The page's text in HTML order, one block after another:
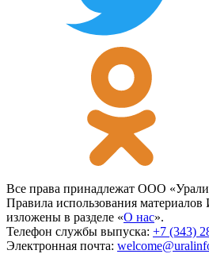
Все права принадлежат ООО
Правила использования
изложены в разделе «О нас».
Телефон службы выпуска: +7 (343)
Электронная почта: